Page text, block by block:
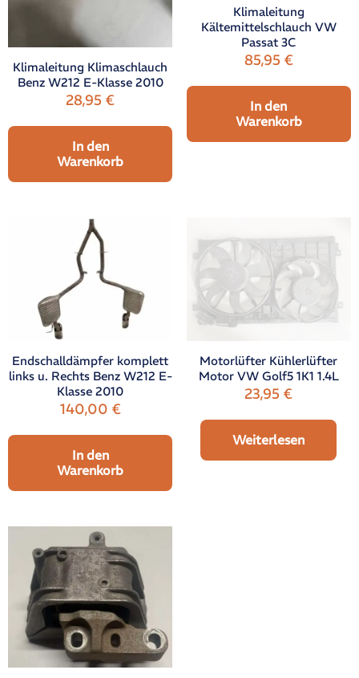
Klimaleitung Klimaschlauch
Benz W212 E-Klasse 2010
28,95€
In den
Warenkorb
Klimaleitung
Kältemittelschlauch VW
Passat 3C
85,95 €
In den
Warenkorb
Endschalldämpfer komplett
links u. Rechts Benz W212 E-
Klasse 2010
140,00 €
In den
Warenkorb
Motorlüfter Kühlerlüfter
Motor VW Golf5 1K1 1.4L
23,95€
Weiterlesen